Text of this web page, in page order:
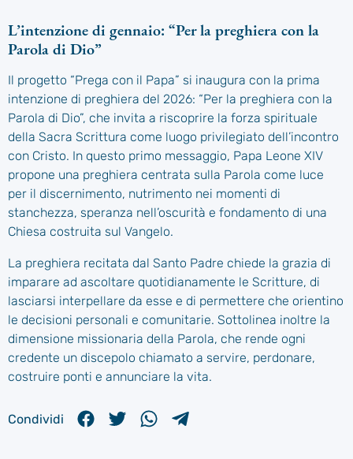
L’intenzione di gennaio: “Per la preghiera con la
Parola di Dio”
Il progetto “Prega con il Papa” si inaugura con la prima
intenzione di preghiera del 2026: “Per la preghiera con la
Parola di Dio”, che invita a riscoprire la forza spirituale
della Sacra Scrittura come luogo privilegiato dell’incontro
con Cristo. In questo primo messaggio, Papa Leone XIV
propone una preghiera centrata sulla Parola come luce
per il discernimento, nutrimento nei momenti di
stanchezza, speranza nell’oscurità e fondamento di una
Chiesa costruita sul Vangelo.
La preghiera recitata dal Santo Padre chiede la grazia di
imparare ad ascoltare quotidianamente le Scritture, di
lasciarsi interpellare da esse e di permettere che orientino
le decisioni personali e comunitarie. Sottolinea inoltre la
dimensione missionaria della Parola, che rende ogni
credente un discepolo chiamato a servire, perdonare,
costruire ponti e annunciare la vita.
Condividi